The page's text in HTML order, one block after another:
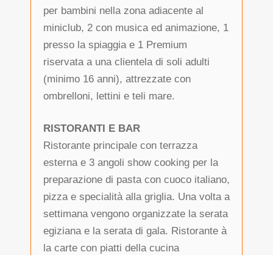
per bambini nella zona adiacente al
miniclub, 2 con musica ed animazione, 1
presso la spiaggia e 1 Premium
riservata a una clientela di soli adulti
(minimo 16 anni), attrezzate con
ombrelloni, lettini e teli mare.
RISTORANTI E BAR
Ristorante principale con terrazza
esterna e 3 angoli show cooking per la
preparazione di pasta con cuoco italiano,
pizza e specialità alla griglia. Una volta a
settimana vengono organizzate la serata
egiziana e la serata di gala. Ristorante à
la carte con piatti della cucina